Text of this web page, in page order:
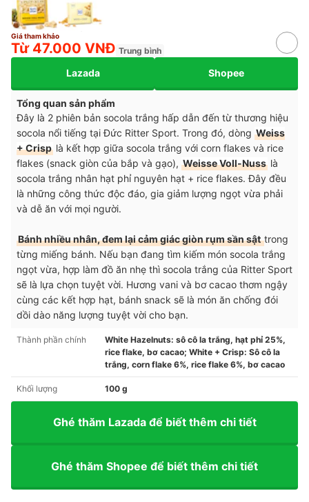
Giá tham khảo
Từ 47.000 VNĐ Trung bình
Lazada Shopee
Tổng quan sản phẩm
Đây là 2 phiên bản socola trắng hấp dẫn đến từ thương hiệu
socola nổi tiếng tại Đức Ritter Sport. Trong đó, dòng Weiss
+ Crisp là kết hợp giữa socola trắng với corn flakes và rice
flakes (snack giòn của bắp và gạo), Weisse Voll-Nuss là
socola trắng nhân hạt phỉ nguyên hạt + rice flakes. Đây đều
là những công thức độc đáo, gia giảm lượng ngọt vừa phải
và dễ ăn với mọi người.
Bánh nhiều nhân, đem lại cảm giác giòn rụm sần sậttrong
từng miếng bánh. Nếu bạn đang tìm kiếm món socola trắng
ngọt vừa, hợp làm đồ ăn nhẹ thì socola trắng của Ritter Sport
sẽ là lựa chọn tuyệt vời. Hương vani và bơ cacao thơm ngậy
cùng các kết hợp hạt, bánh snack sẽ là món ăn chống đói
dồi dào năng lượng tuyệt vời cho bạn.
Thành phần chính
White Hazelnuts: sô cô la trắng, hạt phỉ 25%,
rice flake, bơ cacao; White + Crisp: Sô cô la
trắng, corn flake 6%, rice flake 6%, bơ cacao
Khối lượng 100 g
Ghé thăm Lazada để biết thêm chi tiết
Ghé thăm Shopee để biết thêm chi tiết